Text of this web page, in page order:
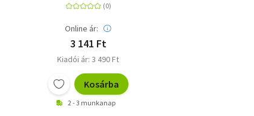
Online ár:
3 141 Ft
Kiadói ár: 3 490 Ft
Kosárba
2 - 3 munkanap